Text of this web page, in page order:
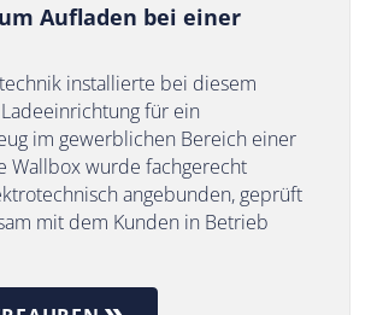
Aufladen bei einer
installierte bei diesem
für ein
im gewerblichen Bereich einer
Wallbox wurde fachgerecht
angebunden, geprüft
mit dem Kunden in Betrieb